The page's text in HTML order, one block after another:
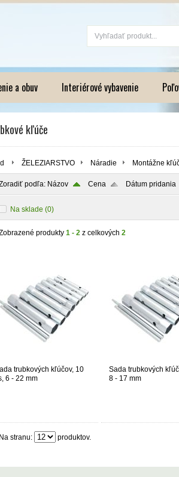
a obuv Interiérové vybavenie
kľúče
ŽELEZIARSTVO Náradie Montážne
podľa: Názov Cena Dátum pridania
Na sklade (0)
produkty 1 - 2 z celkových 2
trubkových kľúčov, 10
6 - 22 mm
Sada trubkových
8 - 17 mm
Na stranu: produktov.